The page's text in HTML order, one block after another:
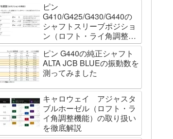
ピン
G410/G425/G430/G440の
シャフトスリーブポジショ
ン（ロフト・ライ角調整機
能）について
ピン G440の純正シャフト
ALTA JCB BLUEの振動数を
測ってみました
キャロウェイ アジャスタ
ブルホーゼル（ロフト・ラ
イ角調整機能）の取り扱い
を徹底解説